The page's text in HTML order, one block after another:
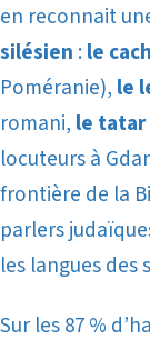
en reconnait
silésien :le
Poméranie), le
romani, le tatar
locuteurs à
frontière de la
parlers
les langues
Sur les 87 %